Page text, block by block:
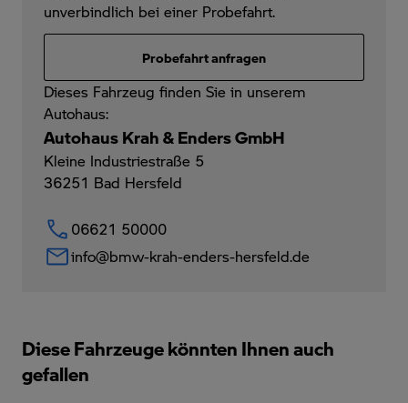
unverbindlich bei einer Probefahrt.
Probefahrt anfragen
Dieses Fahrzeug finden Sie in unserem
Autohaus:
Autohaus Krah & Enders GmbH
Kleine Industriestraße 5
36251 Bad Hersfeld
06621 50000
info@bmw-krah-enders-hersfeld.de
Diese Fahrzeuge könnten Ihnen auch
gefallen